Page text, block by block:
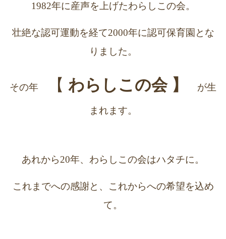
1982年に産声を上げたわらしこの会。
壮絶な認可運動を経て2000年に認可保育園とな
りました。
その年 【 わらしこの会 】 が生
まれます。
あれから20年、わらしこの会はハタチに。
これまでへの感謝と、これからへの希望を込め
て。